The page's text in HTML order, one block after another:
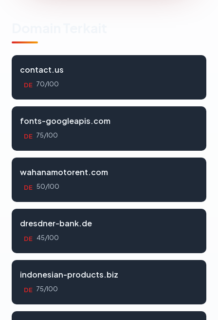
contact.us
DE 70/100
fonts-googleapis.com
DE 75/100
wahanamotorent.com
DE 50/100
dresdner-bank.de
DE 45/100
indonesian-products.biz
DE 75/100